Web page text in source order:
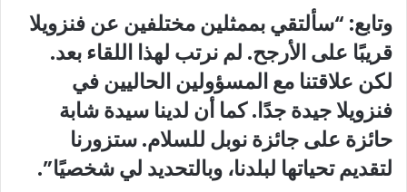
وتابع: “سألتقي بممثلين مختلفين عن فنزويلا
قريبًا على الأرجح. لم نرتب لهذا اللقاء بعد.
لكن علاقتنا مع المسؤولين الحاليين في
فنزويلا جيدة جدًا. كما أن لدينا سيدة شابة
حائزة على جائزة نوبل للسلام. ستزورنا
لتقديم تحياتها لبلدنا، وبالتحديد لي شخصيًا”.